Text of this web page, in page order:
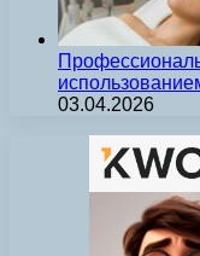
03.04.2026